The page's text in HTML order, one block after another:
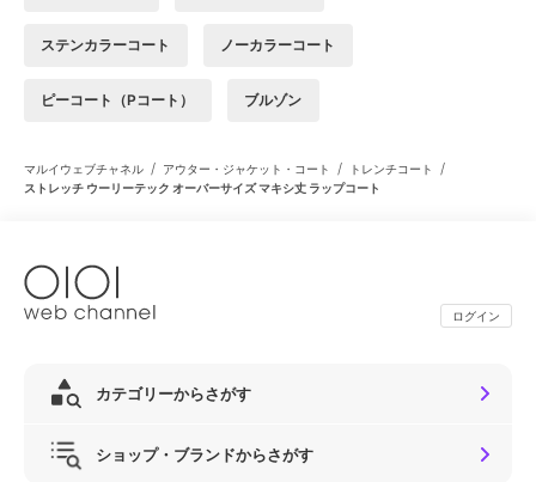
ステンカラーコート ノーカラーコート
ピーコート（Pコート） ブルゾン
マルイウェブチャネル / アウター・ジャケット・コート / トレンチコート /
ストレッチ ウーリーテック オーバーサイズ マキシ丈 ラップコート
ログイン
カテゴリーからさがす
ショップ・ブランドからさがす